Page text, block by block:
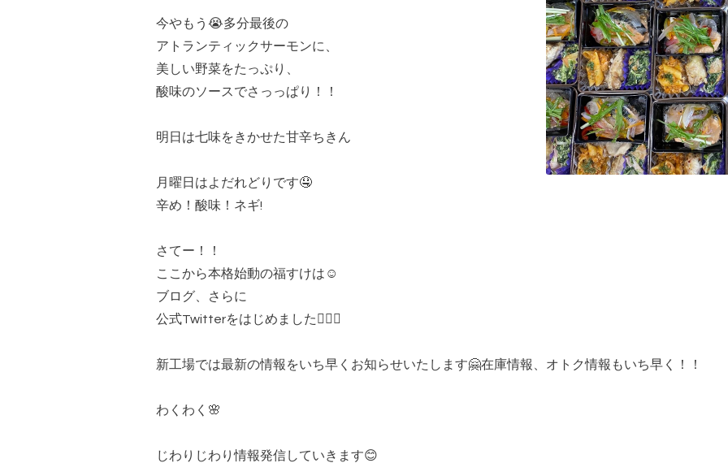
今やもう😭多分最後の
アトランティックサーモンに、
美しい野菜をたっぷり、
酸味のソースでさっっぱり！！
明日は七味をきかせた甘辛ちきん
月曜日はよだれどりです🤤
辛め！酸味！ネギ!
さてー！！
ここから本格始動の福すけは☺️
ブログ、さらに
公式Twitterをはじめました🙇🏻‍♀️
新工場では最新の情報をいち早くお知らせいたします🤗在庫情報、オトク情報もいち早く！！
わくわく🌸
じわりじわり情報発信していきます😊